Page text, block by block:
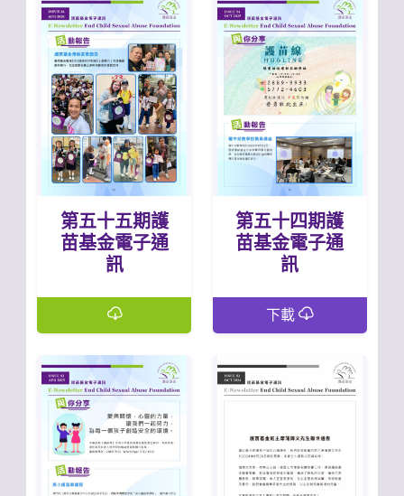
第五十五期護
苗基金電子通
訊
第五十四期護
苗基金電子通
訊
下載